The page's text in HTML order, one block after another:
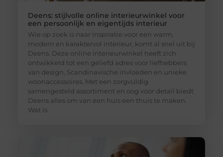
Deens: stijlvolle online interieurwinkel voor
een persoonlijk en eigentijds interieur
Wie op zoek is naar inspiratie voor een warm,
modern en karaktervol interieur, komt al snel uit bij
Deens. Deze online interieurwinkel heeft zich
ontwikkeld tot een geliefd adres voor liefhebbers
van design, Scandinavische invloeden en unieke
woonaccessoires. Met een zorgvuldig
samengesteld assortiment en oog voor detail biedt
Deens alles om van een huis een thuis te maken.
Wat is